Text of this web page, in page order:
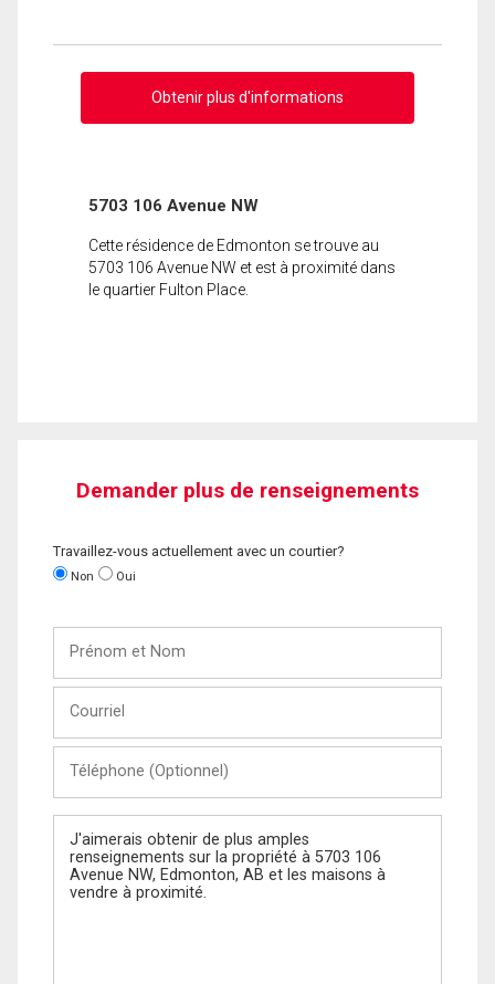
Obtenir plus d'informations
5703 106 Avenue NW
Cette résidence de Edmonton se trouve au
5703 106 Avenue NW et est à proximité dans
le quartier Fulton Place.
Demander plus de renseignements
Travaillez-vous actuellement avec un courtier?
Non Oui
Nom
(Optionnel)
Message